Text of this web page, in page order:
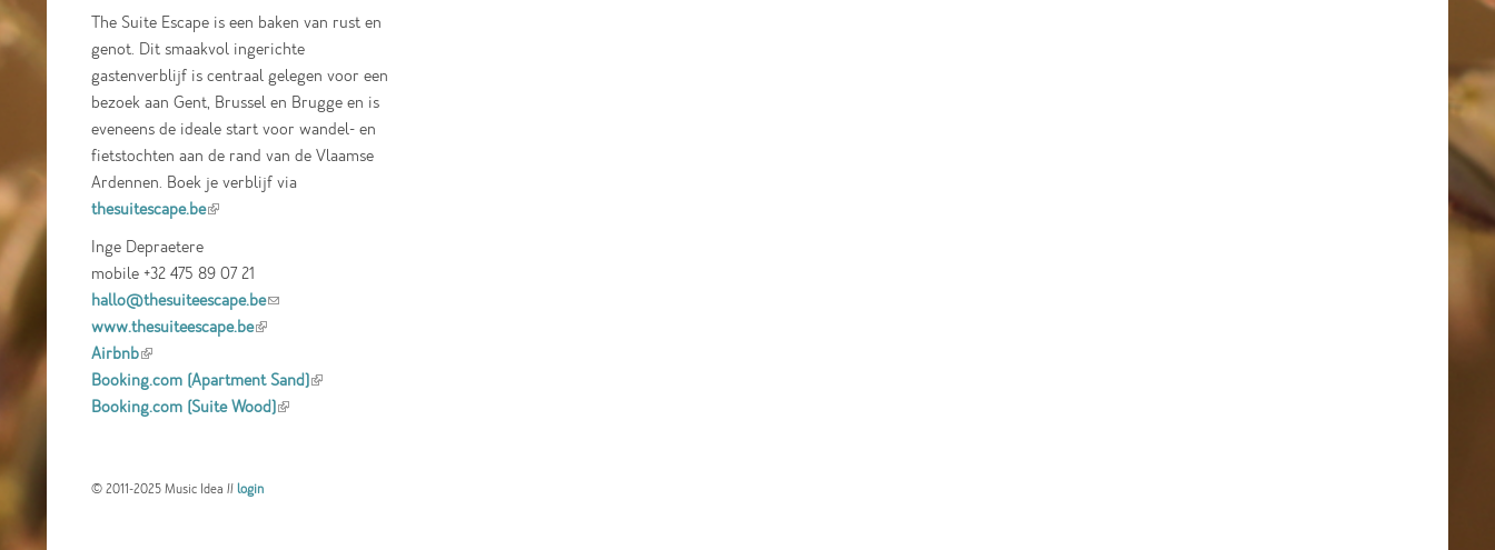
The Suite Escape is een baken van rust en
genot. Dit smaakvol ingerichte
gastenverblijf is centraal gelegen voor een
bezoek aan Gent, Brussel en Brugge en is
eveneens de ideale start voor wandel- en
fietstochten aan de rand van de Vlaamse
Ardennen. Boek je verblijf via
thesuitescape.be(link is external)
Inge Depraetere
mobile +32 475 89 07 21
hallo@thesuiteescape.be(link sends e-mail)
www.thesuiteescape.be(link is external)
Airbnb(link is external)
Booking.com (Apartment Sand)(link is
Booking.com (Suite Wood)(link is external)
© 2011-2025 Music Idea //login